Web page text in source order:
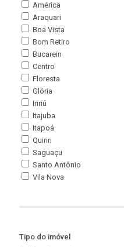
América
Araquari
Boa Vista
Bom Retiro
Bucarein
Centro
Floresta
Glória
Iririú
Itajuba
Itapoá
Quiriri
Saguaçu
Santo Antônio
Vila Nova
Tipo do imóvel